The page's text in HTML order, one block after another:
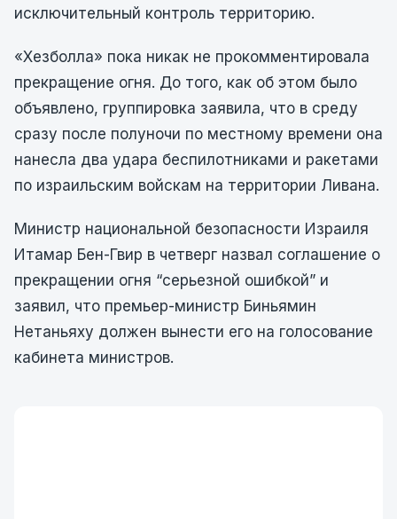
исключительный контроль территорию.
«Хезболла» пока никак не прокомментировала
прекращение огня. До того, как об этом было
объявлено, группировка заявила, что в среду
сразу после полуночи по местному времени она
нанесла два удара беспилотниками и ракетами
по израильским войскам на территории Ливана.
Министр национальной безопасности Израиля
Итамар Бен-Гвир в четверг назвал соглашение о
прекращении огня “серьезной ошибкой” и
заявил, что премьер-министр Биньямин
Нетаньяху должен вынести его на голосование
кабинета министров.